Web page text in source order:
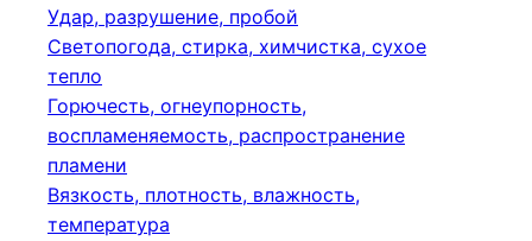
Удар, разрушение, пробой
Светопогода, стирка, химчистка, сухое
тепло
Горючесть, огнеупорность,
воспламеняемость, распространение
пламени
Вязкость, плотность, влажность,
температура